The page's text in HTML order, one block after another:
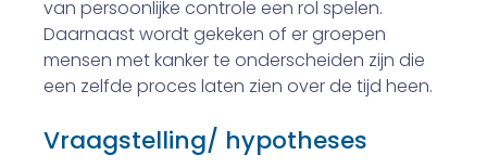
van persoon­lijke controle een rol spelen.
Daarnaast wordt gekeken of er groepen
mensen met kanker te onderscheiden zijn die
een zelfde proces laten zien over de tijd heen.
Vraagstelling/ hypotheses